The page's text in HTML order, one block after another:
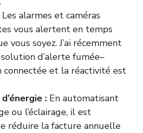
Les alarmes et caméras
vous alertent en temps
vous soyez. J’ai récemment
d’alerte fumée–
connectée et la réactivité est
: En automatisant
ou l’éclairage, il est
réduire la facture annuelle